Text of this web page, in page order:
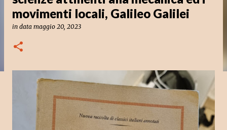
movimenti locali, Galileo Galilei
in data maggio 20, 2023